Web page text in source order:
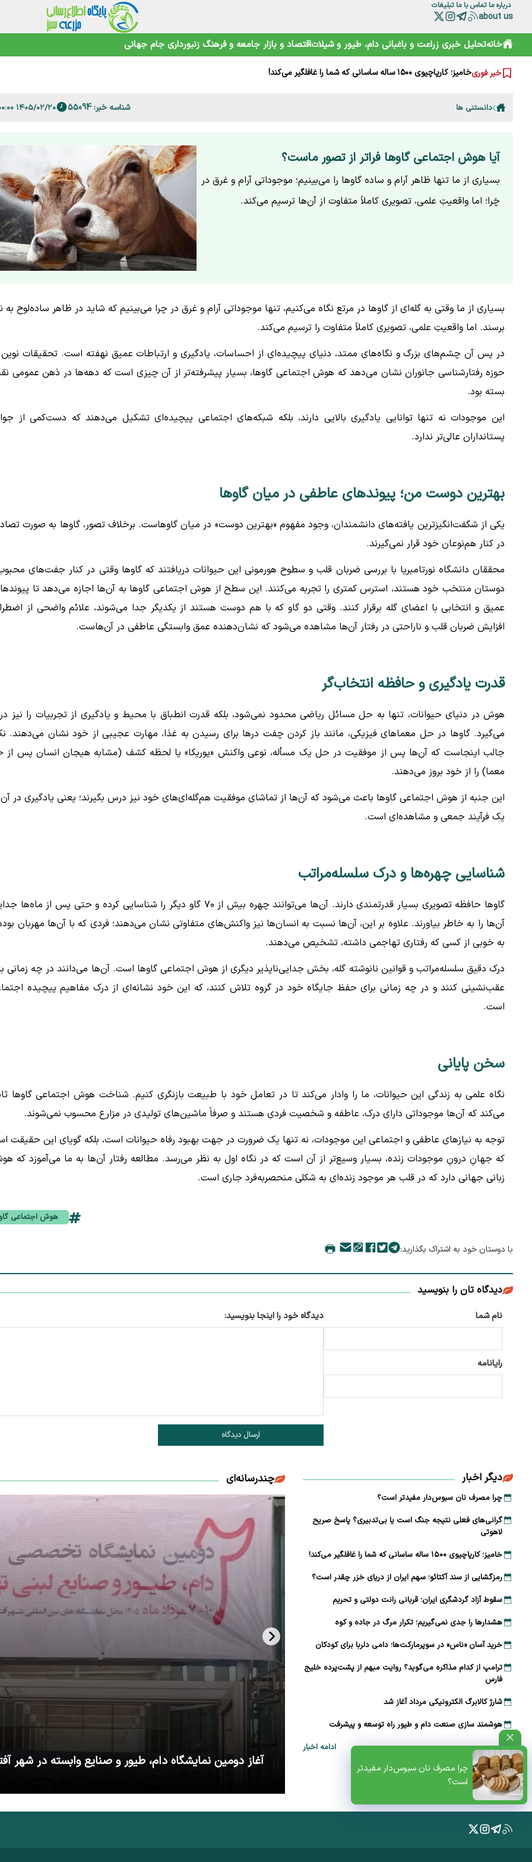
درباره ما تماس با ما تبلیغات
about us
خانهتحلیل خبری زراعت و باغبانی دام، طیور و شیلاتاقتصاد و بازار جامعه و فرهنگ زنبورداری جام جهانی
خبر فوری
چرا مصرف نان سبوس‌دار مفیدتر است؟
گرانی‌های فعلی نتیجه جنگ است یا بی‌تدبیری؟ پاسخ صریح لاهوتی
خامیز؛ کارپاچیوی ۱۵۰۰ ساله ساسانی که شما را غافلگیر می‌کند!
رمزگشایی از سند آکتائو؛ سهم ایران از دریای خزر چقدر است؟
هشدارها را جدی نمی‌گیریم؛ تکرار مرگ در جاده و کوه
هوشمند سازی صنعت دام و طیور راه توسعه و پیشرفت
چرا مصرف نان سبوس‌دار مفیدتر
است؟
دانستنی ها شناسه خبر: 55094 ۱۴۰۵/۰۲/۲۰ ۱۷:۰۰:۰۰
آیا هوش اجتماعی گاوها فراتر از تصور ماست؟
بسیاری از ما تنها ظاهر آرام و ساده گاوها را می‌بینیم؛ موجوداتی آرام و غرق در
چَرا؛ اما واقعیتِ علمی، تصویری کاملاً متفاوت از آن‌ها ترسیم می‌کند.
بسیاری از ما وقتی به گله‌ای از گاوها در مرتع نگاه می‌کنیم، تنها موجوداتی آرام و غرق در چرا می‌بینیم که شاید در ظاهر ساده‌لوح به
برسند. اما واقعیتِ علمی، تصویری کاملاً متفاوت را ترسیم می‌کند.
در پس آن چشم‌های بزرگ و نگاه‌های ممتد، دنیای پیچیده‌ای از احساسات، یادگیری و ارتباطات عمیق نهفته است. تحقیقات
حوزه رفتارشناسی جانوران نشان می‌دهد که هوش اجتماعی گاوها، بسیار پیشرفته‌تر از آن چیزی است که دهه‌ها در ذهن عمومی
بسته بود.
این موجودات نه تنها توانایی یادگیری بالایی دارند، بلکه شبکه‌های اجتماعی پیچیده‌ای تشکیل می‌دهند که دست‌کمی از
پستانداران عالی‌تر ندارد.
بهترین دوست من؛ پیوندهای عاطفی در میان گاوها
یکی از شگفت‌انگیزترین یافته‌های دانشمندان، وجود مفهوم «بهترین دوست» در میان گاوهاست. برخلاف تصور، گاوها به صورت
در کنار هم‌نوعان خود قرار نمی‌گیرند.
محققان دانشگاه نورتامبریا با بررسی ضربان قلب و سطوح هورمونی این حیوانات دریافتند که گاوها وقتی در کنار جفت‌های
دوستان منتخب خود هستند، استرس کمتری را تجربه می‌کنند. این سطح از هوش اجتماعی گاوها به آن‌ها اجازه می‌دهد تا
عمیق و انتخابی با اعضای گله برقرار کنند. وقتی دو گاو که با هم دوست هستند از یکدیگر جدا می‌شوند، علائم واضحی از
افزایش ضربان قلب و ناراحتی در رفتار آن‌ها مشاهده می‌شود که نشان‌دهنده عمق وابستگی عاطفی در آن‌هاست.
قدرت یادگیری و حافظه انتخاب‌گر
هوش در دنیای حیوانات، تنها به حل مسائل ریاضی محدود نمی‌شود، بلکه قدرت انطباق با محیط و یادگیری از تجربیات را نیز
می‌گیرد. گاوها در حل معماهای فیزیکی، مانند باز کردن چفت درها برای رسیدن به غذا، مهارت عجیبی از خود نشان می‌دهند.
جالب اینجاست که آن‌ها پس از موفقیت در حل یک مسأله، نوعی واکنش «یوریکا» یا لحظه کشف (مشابه هیجان انسان پس
معما) را از خود بروز می‌دهند.
این جنبه از هوش اجتماعی گاوها باعث می‌شود که آن‌ها از تماشای موفقیت هم‌گله‌ای‌های خود نیز درس بگیرند؛ یعنی یادگیری در
یک فرآیند جمعی و مشاهده‌ای است.
شناسایی چهره‌ها و درک سلسله‌مراتب
گاوها حافظه تصویری بسیار قدرتمندی دارند. آن‌ها می‌توانند چهره بیش از ۷۰ گاو دیگر را شناسایی کرده و حتی پس از ماه‌ها
آن‌ها را به خاطر بیاورند. علاوه بر این، آن‌ها نسبت به انسان‌ها نیز واکنش‌های متفاوتی نشان می‌دهند؛ فردی که با آن‌ها مهربان
به خوبی از کسی که رفتاری تهاجمی داشته، تشخیص می‌دهند.
درک دقیق سلسله‌مراتب و قوانین نانوشته گله، بخش جدایی‌ناپذیر دیگری از هوش اجتماعی گاوها است. آن‌ها می‌دانند در چه زمانی
عقب‌نشینی کنند و در چه زمانی برای حفظ جایگاه خود در گروه تلاش کنند، که این خود نشانه‌ای از درک مفاهیم پیچیده
است.
سخن پایانی
نگاه علمی به زندگی این حیوانات، ما را وادار می‌کند تا در تعامل خود با طبیعت بازنگری کنیم. شناخت هوش اجتماعی گاوها
می‌کند که آن‌ها موجوداتی دارای درک، عاطفه و شخصیت فردی هستند و صرفاً ماشین‌های تولیدی در مزارع محسوب نمی‌شوند.
توجه به نیازهای عاطفی و اجتماعی این موجودات، نه تنها یک ضرورت در جهت بهبود رفاه حیوانات است، بلکه گویای این حقیقت
که جهانِ درونِ موجودات زنده، بسیار وسیع‌تر از آن است که در نگاه اول به نظر می‌رسد. مطالعه رفتار آن‌ها به ما می‌آموزد که
زبانی جهانی دارد که در قلب هر موجود زنده‌ای به شکلی منحصربه‌فرد جاری است.
هوش اجتماعی
با دوستان خود به اشتراک بگذارید:
دیدگاه تان را بنویسید
نام شما
رایانامه
دیدگاه خود را اینجا بنویسید:
ارسال دیدگاه
دیگر اخبار
چرا مصرف نان سبوس‌دار مفیدتر است؟
گرانی‌های فعلی نتیجه جنگ است یا بی‌تدبیری؟ پاسخ صریح
لاهوتی
خامیز؛ کارپاچیوی ۱۵۰۰ ساله ساسانی که شما را غافلگیر می‌کند!
رمزگشایی از سند آکتائو؛ سهم ایران از دریای خزر چقدر است؟
سقوط آزاد گردشگری ایران؛ قربانی رانت دولتی و تحریم
هشدارها را جدی نمی‌گیریم؛ تکرار مرگ در جاده و کوه
خرید آسان «ناس» در سوپرمارکت‌ها؛ دامی دلربا برای کودکان
ترامپ از کدام مذاکره می‌گوید؟ روایت مبهم از پشت‌پرده خلیج
فارس
شارژ کالابرگ الکترونیکی مرداد آغاز شد
هوشمند سازی صنعت دام و طیور راه توسعه و پیشرفت
ادامه اخبار
چندرسانه‌ای
آغاز دومین نمایشگاه دام، طیور و صنایع وابسته در شهر